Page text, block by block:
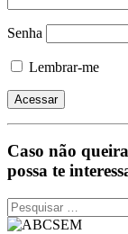
Senha
Lembrar-me
Caso não
possa te
Pesquisar
por: